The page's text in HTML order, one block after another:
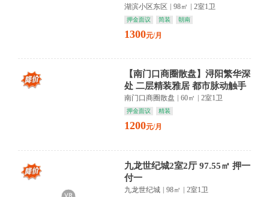
悠然时光
湖滨小区东区 98㎡ 2室1卫
押金面议 简装 朝南
1300元/月
【南门口商圈散盘】浔阳繁华深
处 二层精装雅居 都市脉动触手
可及
南门口商圈散盘 60㎡ 2室1卫
押金面议 精装
1200元/月
九龙世纪城2室2厅 97.55㎡ 押一
付一
九龙世纪城 | 98㎡ | 2室1卫